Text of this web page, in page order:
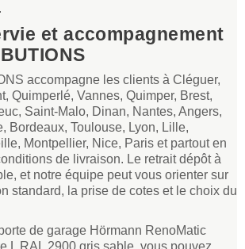
et accompagnement
accompagne les clients à Cléguer,
Quimperlé, Vannes, Quimper, Brest,
Saint-Malo, Dinan, Nantes, Angers,
Bordeaux, Toulouse, Lyon, Lille,
Montpellier, Nice, Paris et partout en
de livraison. Le retrait dépôt à
et notre équipe peut vous orienter sur
standard, la prise de cotes et le choix du
de garage Hörmann RenoMatic
L RAL 2900 gris sable, vous pouvez